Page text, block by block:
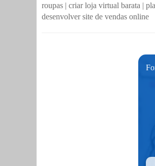
roupas | criar loja virtual barata |
desenvolver site de vendas online